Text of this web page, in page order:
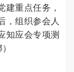
重点任务，
，组织参会人
知应会专项测